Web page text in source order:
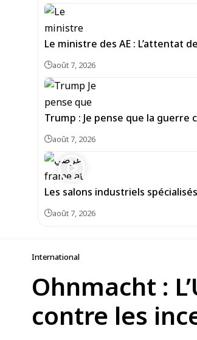
Le ministre des AE : L’attentat
août 7, 2026
Trump : Je pense que la
août 7, 2026
Les salons industriels
août 7, 2026
International
Ohnmacht :
contre les